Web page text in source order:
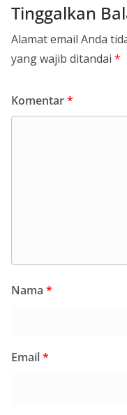
Tinggalkan
Alamat email Anda
yang wajib ditandai *
Komentar*
Nama *
Email*